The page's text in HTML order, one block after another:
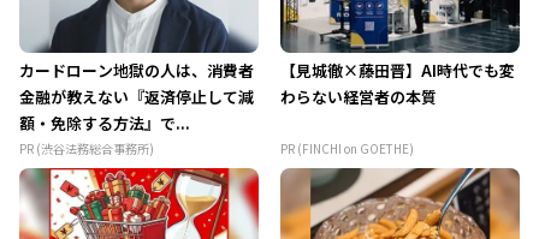
カードローン地獄の人は、消費者
金融が教えない『返済停止して減
額・免除する方法』で...
PR (渋谷法務総合事務所)
【見城徹×藤田晋】AI時代でも変
わらない経営者の本質
PR (FINCHI on GOETHE)